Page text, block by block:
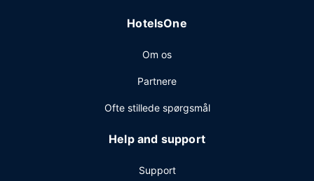
kvadratmeter til rådighed, bestående af konferencelokaler
HotelsOne
Om os
Partnere
Ofte stillede spørgsmål
Help and support
Support